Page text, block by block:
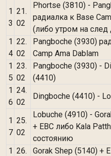
1
3
21.
02
Phortse (3810) -
радиалка к Base
(либо утром на след
1
4
22.
02
Pangboche (3930)
Camp Ama Dablam
1
5
23.
02
Pangboche (3930) -
(4410)
1
6
24.
02
Dingboche (4410) -
1
7
25.
02
Lobuche (4910) -
+ EBC либо Kala
состоянию
1 26.
Gorak Shep (5140) +